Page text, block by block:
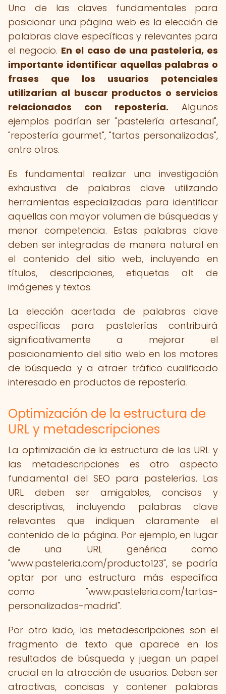
Una de las claves fundamentales para
posicionar una página web es la elección de
palabras clave específicas y relevantes para
el negocio. En el caso de una pastelería, es
importante identificar aquellas palabras o
frases que los usuarios potenciales
utilizarían al buscar productos o servicios
relacionados con repostería. Algunos
ejemplos podrían ser "pastelería artesanal",
"repostería gourmet", "tartas personalizadas",
entre otros.
Es fundamental realizar una investigación
exhaustiva de palabras clave utilizando
herramientas especializadas para identificar
aquellas con mayor volumen de búsquedas y
menor competencia. Estas palabras clave
deben ser integradas de manera natural en
el contenido del sitio web, incluyendo en
títulos, descripciones, etiquetas alt de
imágenes y textos.
La elección acertada de palabras clave
específicas para pastelerías contribuirá
significativamente a mejorar el
posicionamiento del sitio web en los motores
de búsqueda y a atraer tráfico cualificado
interesado en productos de repostería.
Optimización de la estructura de
URL y metadescripciones
La optimización de la estructura de las URL y
las metadescripciones es otro aspecto
fundamental del SEO para pastelerías. Las
URL deben ser amigables, concisas y
descriptivas, incluyendo palabras clave
relevantes que indiquen claramente el
contenido de la página. Por ejemplo, en lugar
de una URL genérica como
"www.pasteleria.com/producto123", se podría
optar por una estructura más específica
como "www.pasteleria.com/tartas-
personalizadas-madrid".
Por otro lado, las metadescripciones son el
fragmento de texto que aparece en los
resultados de búsqueda y juegan un papel
crucial en la atracción de usuarios. Deben ser
atractivas, concisas y contener palabras